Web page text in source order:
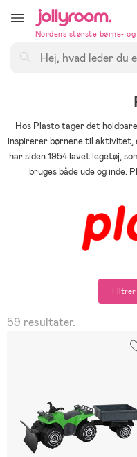
till
innehålletNordens største børne-
Hos Plasto tager det
inspirerer børnene til aktivitet,
har siden 1954 lavet legetøj,
bruges både ude og inde.
Filtrer
59 resultater.